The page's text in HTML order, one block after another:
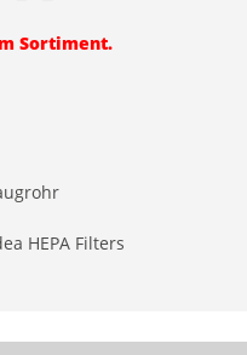
Sortiment.
HEPA Filters